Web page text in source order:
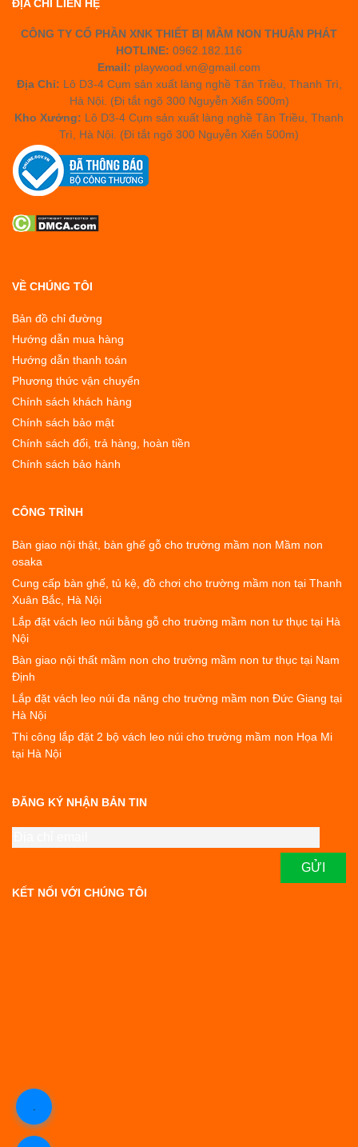
ĐỊA CHỈ LIÊN HỆ
CÔNG TY CỔ PHẦN XNK THIẾT BỊ MẦM NON THUẬN PHÁT
HOTLINE: 0962.182.116
Email: playwood.vn@gmail.com
Địa Chỉ: Lô D3-4 Cụm sản xuất làng nghề Tân Triều, Thanh Trì,
Hà Nội. (Đi tắt ngõ 300 Nguyễn Xiển 500m)
Kho Xưởng: Lô D3-4 Cụm sản xuất làng nghề Tân Triều, Thanh
Trì, Hà Nội. (Đi tắt ngõ 300 Nguyễn Xiển 500m)
VỀ CHÚNG TÔI
Bản đồ chỉ đường
Hướng dẫn mua hàng
Hướng dẫn thanh toán
Phương thức vận chuyển
Chính sách khách hàng
Chính sách bảo mật
Chính sách đổi, trả hàng, hoàn tiền
Chính sách bảo hành
CÔNG TRÌNH
Bàn giao nội thật, bàn ghế gỗ cho trường mầm non Mầm non
osaka
Cung cấp bàn ghế, tủ kệ, đồ chơi cho trường mầm non tại Thanh
Xuân Bắc, Hà Nội
Lắp đặt vách leo núi bằng gỗ cho trường mầm non tư thục tại Hà
Nội
Bàn giao nội thất mầm non cho trường mầm non tư thục tại Nam
Định
Lắp đặt vách leo núi đa năng cho trường mầm non Đức Giang tại
Hà Nội
Thi công lắp đặt 2 bộ vách leo núi cho trường mầm non Họa Mi
tại Hà Nội
ĐĂNG KÝ NHẬN BẢN TIN
KẾT NỐI VỚI CHÚNG TÔI
.